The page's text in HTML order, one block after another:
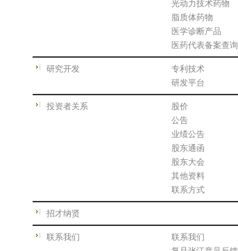
光动力技术药物
脂质体药物
医学诊断产品
医药代表备案查询
研究开发
专利技术
研发平台
投资者关系
股价
公告
业绩公告
股东通函
股东大会
其他资料
联系方式
招才纳贤
联系我们
联系我们